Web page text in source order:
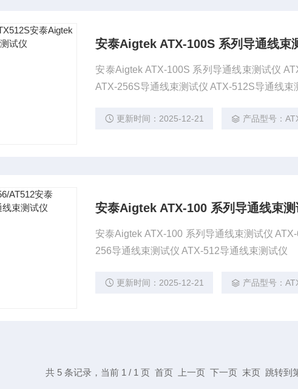
安泰Aigtek ATX-100S 系列导通线束
安泰Aigtek ATX-100S 系列导通线束测试仪
ATX-256S导通线束测试仪 ATX-512S导通线束
更新时间：2025-12-21 产品型号：
安泰Aigtek ATX-100 系列导通线束测
安泰Aigtek ATX-100 系列导通线束测试仪
256导通线束测试仪 ATX-512导通线束测试仪
更新时间：2025-12-21 产品型号：
共 5 条记录，当前 1 / 1 页 首页 上一页 下一页 末页 跳转到